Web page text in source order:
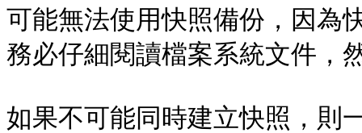
可能無法使用快照備份，因為
務必仔細閱讀檔案系統文件，
如果不可能同時建立快照，則